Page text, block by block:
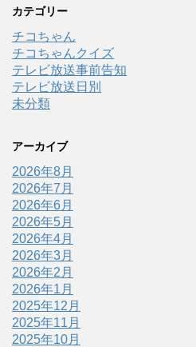
カテゴリー
チコちゃん
チコちゃんクイズ
テレビ放送事前告知
テレビ放送日別
未分類
アーカイブ
2026年8月
2026年7月
2026年6月
2026年5月
2026年4月
2026年3月
2026年2月
2026年1月
2025年12月
2025年11月
2025年10月